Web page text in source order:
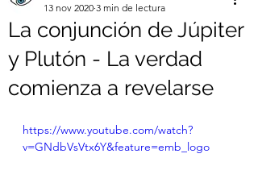
La conjunción de Júpiter
y Plutón - La verdad
comienza a revelarse
13 nov 2020 3 min de lectura
https://www.youtube.com/watch?
v=GNdbVsVtx6Y&feature=emb_logo